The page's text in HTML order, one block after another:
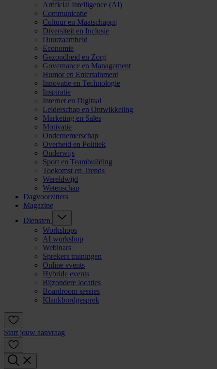
Artificial Intelligence (AI)
Communicatie
Cultuur en Maatschappij
Diversiteit en Inclusie
Duurzaamheid
Economie
Gezondheid en Zorg
Governance en Management
Humor en Entertainment
Innovatie en Technologie
Inspiratie
Internet en Digitaal
Leiderschap en Ontwikkeling
Marketing en Sales
Motivatie
Ondernemerschap
Overheid en Politiek
Onderwijs
Sport en Teambuilding
Toekomst en Trends
Wereldwijd
Wetenschap
Dagvoorzitters
Magazine
Diensten
Workshops
AI workshop
Webinars
Sprekers trainingen
Online events
Hybride events
Bijzondere locaties
Boardroom sessies
Klankbordgesprek
Start jouw aanvraag